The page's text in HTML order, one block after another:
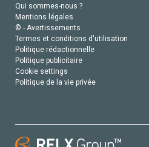
Qui sommes-nous ?
Mentions légales
© - Avertissements
Termes et conditions d'utilisation
Politique rédactionnelle
Politique publicitaire
Cookie settings
Politique de la vie privée